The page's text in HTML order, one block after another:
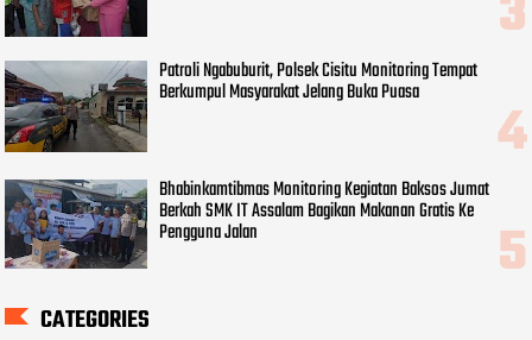
Patroli Ngabuburit, Polsek Cisitu Monitoring Tempat
Berkumpul Masyarakat Jelang Buka Puasa
Bhabinkamtibmas Monitoring Kegiatan Baksos Jumat
Berkah SMK IT Assalam Bagikan Makanan Gratis Ke
Pengguna Jalan
CATEGORIES